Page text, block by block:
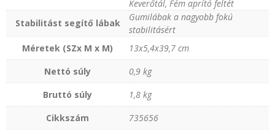
Keverőtál, Fém aprító feltét
Stabilitást segítő lábak
Gumilábak a nagyobb fokú
stabilitásért
Méretek (SZx M x M)
13x5,4x39,7 cm
Nettó súly
0,9 kg
Bruttó súly
1,8 kg
Cikkszám
735656